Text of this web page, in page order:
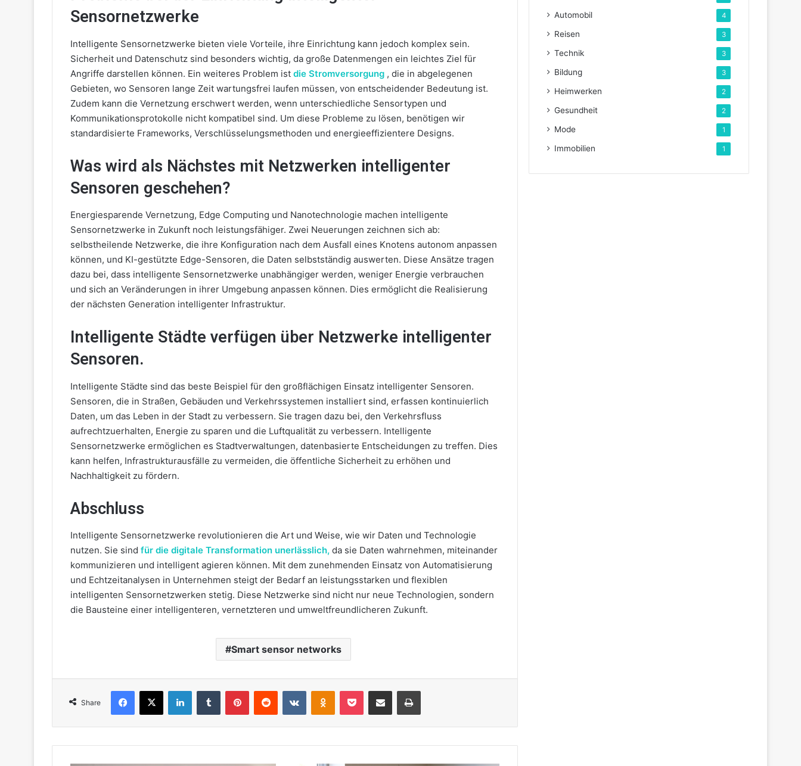
Sensornetzwerke
Intelligente Sensornetzwerke bieten viele Vorteile, ihre Einrichtung kann jedoch komplex sein.
Sicherheit und Datenschutz sind besonders wichtig, da große Datenmengen ein leichtes Ziel für
Angriffe darstellen können. Ein weiteres Problem ist die Stromversorgung , die in abgelegenen
Gebieten, wo Sensoren lange Zeit wartungsfrei laufen müssen, von entscheidender Bedeutung ist.
Zudem kann die Vernetzung erschwert werden, wenn unterschiedliche Sensortypen und
Kommunikationsprotokolle nicht kompatibel sind. Um diese Probleme zu lösen, benötigen wir
standardisierte Frameworks, Verschlüsselungsmethoden und energieeffizientere Designs.
Was wird als Nächstes mit Netzwerken intelligenter
Sensoren geschehen?
Energiesparende Vernetzung, Edge Computing und Nanotechnologie machen intelligente
Sensornetzwerke in Zukunft noch leistungsfähiger. Zwei Neuerungen zeichnen sich ab:
selbstheilende Netzwerke, die ihre Konfiguration nach dem Ausfall eines Knotens autonom anpassen
können, und KI-gestützte Edge-Sensoren, die Daten selbstständig auswerten. Diese Ansätze tragen
dazu bei, dass intelligente Sensornetzwerke unabhängiger werden, weniger Energie verbrauchen
und sich an Veränderungen in ihrer Umgebung anpassen können. Dies ermöglicht die Realisierung
der nächsten Generation intelligenter Infrastruktur.
Intelligente Städte verfügen über Netzwerke intelligenter
Sensoren.
Intelligente Städte sind das beste Beispiel für den großflächigen Einsatz intelligenter Sensoren.
Sensoren, die in Straßen, Gebäuden und Verkehrssystemen installiert sind, erfassen kontinuierlich
Daten, um das Leben in der Stadt zu verbessern. Sie tragen dazu bei, den Verkehrsfluss
aufrechtzuerhalten, Energie zu sparen und die Luftqualität zu verbessern. Intelligente
Sensornetzwerke ermöglichen es Stadtverwaltungen, datenbasierte Entscheidungen zu treffen. Dies
kann helfen, Infrastrukturausfälle zu vermeiden, die öffentliche Sicherheit zu erhöhen und
Nachhaltigkeit zu fördern.
Abschluss
Intelligente Sensornetzwerke revolutionieren die Art und Weise, wie wir Daten und Technologie
nutzen. Sie sind für die digitale Transformation unerlässlich, da sie Daten wahrnehmen, miteinander
kommunizieren und intelligent agieren können. Mit dem zunehmenden Einsatz von Automatisierung
und Echtzeitanalysen in Unternehmen steigt der Bedarf an leistungsstarken und flexiblen
intelligenten Sensornetzwerken stetig. Diese Netzwerke sind nicht nur neue Technologien, sondern
die Bausteine ​​einer intelligenteren, vernetzteren und umweltfreundlicheren Zukunft.
Smart sensor networks
Share
Facebook
X LinkedInTumblr PinterestReddit VKontakteOdnoklassniki
Pocket Share via Email Print
Automobil 4
Reisen 3
Technik 3
Bildung 3
Heimwerken 2
Gesundheit 2
Mode 1
Immobilien 1